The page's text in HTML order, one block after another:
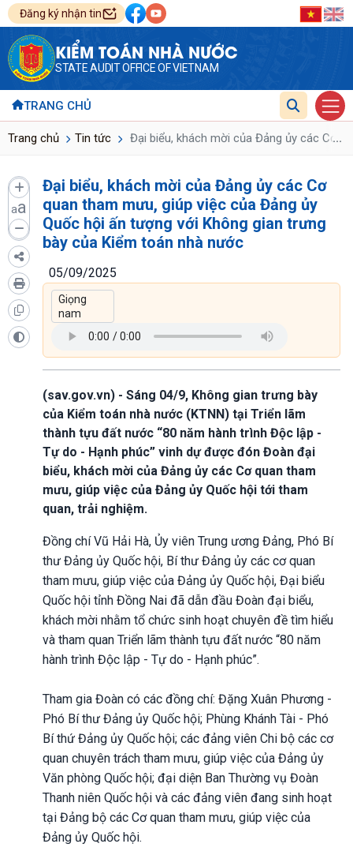
Đăng ký nhận tin
KIỂM TOÁN NHÀ NƯỚC
STATE AUDIT OFFICE OF VIETNAM
TRANG CHỦ
Trang chủ Tin tức Đại biểu, khách mời của Đảng ủy các Cơ...
aa
Đại biểu, khách mời của Đảng ủy các Cơ
quan tham mưu, giúp việc của Đảng ủy
Quốc hội ấn tượng với Không gian trưng
bày của Kiểm toán nhà nước
05/09/2025
(sav.gov.vn) - Sáng 04/9, Không gian trưng bày
của Kiểm toán nhà nước (KTNN) tại Triển lãm
thành tựu đất nước “80 năm hành trình Độc lập -
Tự do - Hạnh phúc” vinh dự được đón Đoàn đại
biểu, khách mời của Đảng ủy các Cơ quan tham
mưu, giúp việc của Đảng ủy Quốc hội tới tham
quan, trải nghiệm.
Đồng chí Vũ Hải Hà, Ủy viên Trung ương Đảng, Phó Bí
thư Đảng ủy Quốc hội, Bí thư Đảng ủy các cơ quan
tham mưu, giúp việc của Đảng ủy Quốc hội, Đại biểu
Quốc hội tỉnh Đồng Nai đã dẫn đầu Đoàn đại biểu,
khách mời nhằm tổ chức sinh hoạt chuyên đề tìm hiểu
và tham quan Triển lãm thành tựu đất nước “80 năm
hành trình Độc lập - Tự do - Hạnh phúc”.
Tham gia Đoàn có các đồng chí: Đặng Xuân Phương -
Phó Bí thư Đảng ủy Quốc hội; Phùng Khánh Tài - Phó
Bí thứ Đảng ủy Quốc hội; các đảng viên Chi bộ các cơ
quan chuyên trách tham mưu, giúp việc của Đảng ủy
Văn phòng Quốc hội; đại diện Ban Thường vụ Đoàn
Thanh niên Quốc hội và các đảng viên đang sinh hoạt
tại Đảng bộ các Cơ quan tham mưu, giúp việc của
Đảng ủy Quốc hội.